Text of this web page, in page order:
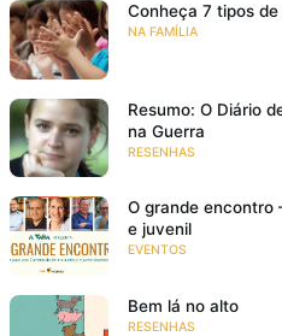
Conheça 7 tipos
NA FAMÍLIA
Resumo: O Diário
na Guerra
RESENHAS
O grande encontro
e juvenil
EVENTOS
Bem lá no alto
RESENHAS